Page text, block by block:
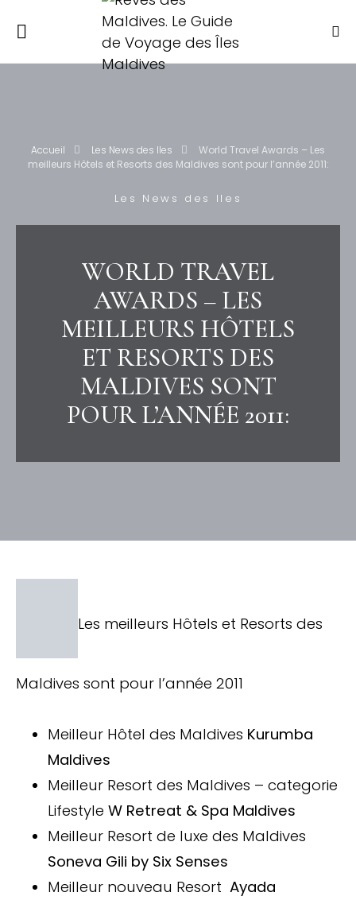
Accueil Les News des Iles
World Travel Awards – Les
meilleurs Hôtels et Resorts des Maldives sont pour l’année 2011:
Les News des Iles
WORLD TRAVEL
AWARDS – LES
MEILLEURS HÔTELS
ET RESORTS DES
MALDIVES SONT
POUR L’ANNÉE 2011:
Les meilleurs Hôtels et Resorts des
Maldives sont pour l’année 2011
Meilleur Hôtel des Maldives Kurumba
Maldives
Meilleur Resort des Maldives – categorie
Lifestyle W Retreat & Spa Maldives
Meilleur Resort de luxe des Maldives
Soneva Gili by Six Senses
Meilleur nouveau Resort Ayada